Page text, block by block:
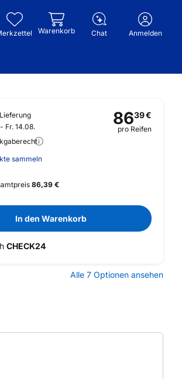
Warenkorb Chat Anmelden
Fr. 14.08.
sammeln
8639€
pro Reifen
86,39 €
In den Warenkorb
CHECK24
Alle 7 Optionen ansehen